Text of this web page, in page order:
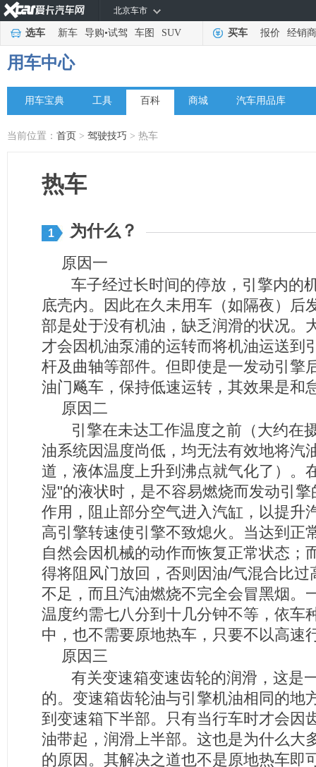
北京车市
选车 新车 导购•试驾 车图 SUV 买车 报价 经销商
用车中心
用车宝典 工具 百科 商城 汽车用品库
当前位置： 首页 > 驾驶技巧 > 热车
热车
1 为什么？
原因一
车子经过长时间的停放，引擎内的
底壳内。因此在久未用车（如隔夜）后
部是处于没有机油，缺乏润滑的状况。
才会因机油泵浦的运转而将机油运送到
杆及曲轴等部件。但即使是一发动引擎
油门飚车，保持低速运转，其效果是和
原因二
引擎在未达工作温度之前（大约在
油系统因温度尚低，均无法有效地将汽
道，液体温度上升到沸点就气化了）。
湿"的液状时，是不容易燃烧而发动引
作用，阻止部分空气进入汽缸，以提升
高引擎转速使引擎不致熄火。当达到正
自然会因机械的动作而恢复正常状态；
得将阻风门放回，否则因油/气混合比
不足，而且汽油燃烧不完全会冒黑烟。
温度约需七八分到十几分钟不等，依车
中，也不需要原地热车，只要不以高速
原因三
有关变速箱变速齿轮的润滑，这是
的。变速箱齿轮油与引擎机油相同的地
到变速箱下半部。只有当行车时才会因
油带起，润滑上半部。这也是为什么大
的原因。其解决之道也不是原地热车即